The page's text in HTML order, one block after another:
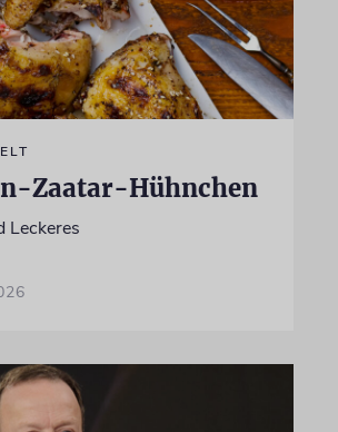
Zaatar-Hühnchen
Leckeres